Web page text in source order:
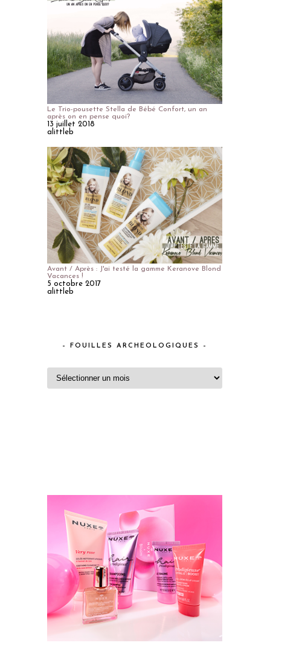
Le Trio-pousette Stella de Bébé Confort, un an
après on en pense quoi?
13 juillet 2018
alittleb
Avant / Après : J'ai testé la gamme Keranove Blond
Vacances !
5 octobre 2017
alittleb
– FOUILLES ARCHEOLOGIQUES –